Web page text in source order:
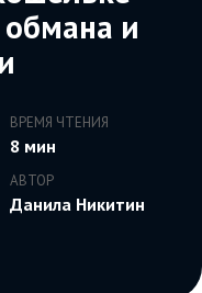
и
ВРЕМЯ ЧТЕНИЯ
8 мин
АВТОР
Данила Никитин